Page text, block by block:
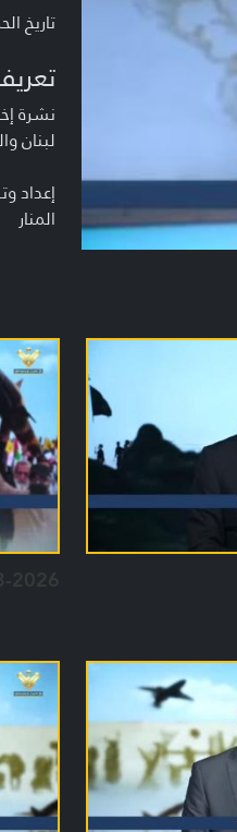
تاريخ الحلقة:
نشرة
لبنان
إعداد
المنار
2026